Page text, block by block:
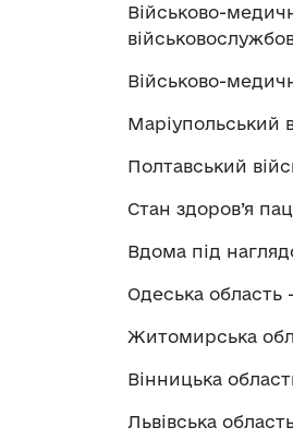
Військово-
Військово-
Маріупольський
Полтавський
Стан здоров’я
Вдома під
Одеська область
Житомирська
Вінницька
Львівська